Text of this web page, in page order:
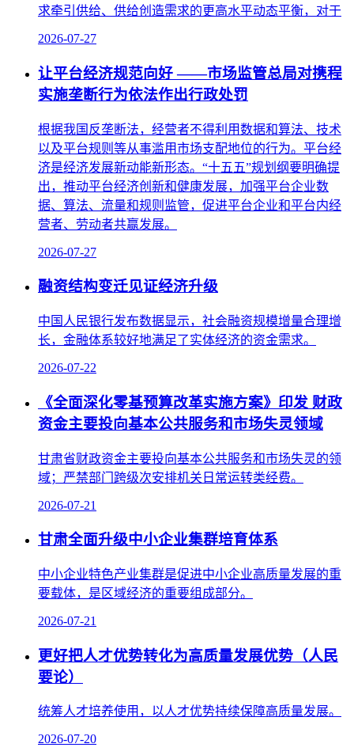
求牵引供给、供给创造需求的更高水平动态平衡，对于
2026-07-27
让平台经济规范向好 ——市场监管总局对携程
实施垄断行为依法作出行政处罚
根据我国反垄断法，经营者不得利用数据和算法、技术
以及平台规则等从事滥用市场支配地位的行为。平台经
济是经济发展新动能新形态。“十五五”规划纲要明确提
出，推动平台经济创新和健康发展，加强平台企业数
据、算法、流量和规则监管，促进平台企业和平台内经
营者、劳动者共赢发展。
2026-07-27
融资结构变迁见证经济升级
中国人民银行发布数据显示，社会融资规模增量合理增
长，金融体系较好地满足了实体经济的资金需求。
2026-07-22
《全面深化零基预算改革实施方案》印发 财政
资金主要投向基本公共服务和市场失灵领域
甘肃省财政资金主要投向基本公共服务和市场失灵的领
域；严禁部门跨级次安排机关日常运转类经费。
2026-07-21
甘肃全面升级中小企业集群培育体系
中小企业特色产业集群是促进中小企业高质量发展的重
要载体，是区域经济的重要组成部分。
2026-07-21
更好把人才优势转化为高质量发展优势（人民
要论）
统筹人才培养使用，以人才优势持续保障高质量发展。
2026-07-20